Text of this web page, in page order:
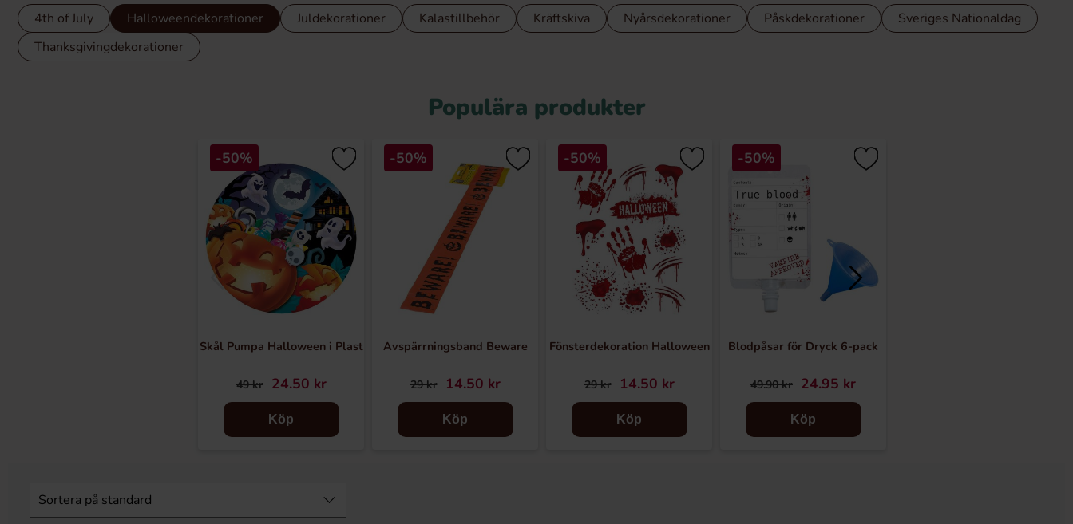
4th of July Halloweendekorationer Juldekorationer Kalastillbehör Kräftskiva Nyårsdekorationer Påskdekorationer
Sveriges Nationaldag
Thanksgivingdekorationer
Populära produkter
-50%
Skål Pumpa Halloween i Plast
49 kr 24.50 kr
Köp
-50%
Avspärrningsband Beware
29 kr 14.50 kr
Köp
-50%
Fönsterdekoration Halloween
29 kr 14.50 kr
Köp
-50%
Blodpåsar för Dryck 6-pack
49.90 kr 24.95 kr
Köp
Hoppa
över
filtersektionen
Sortera på standard